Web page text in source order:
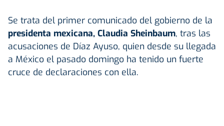
Se trata del primer comunicado del gobierno de la
presidenta mexicana, Claudia Sheinbaum, tras las
acusaciones de Díaz Ayuso, quien desde su llegada
a México el pasado domingo ha tenido un fuerte
cruce de declaraciones con ella.